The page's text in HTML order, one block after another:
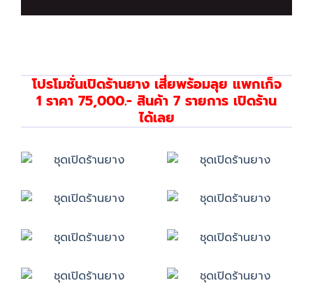
โปรโมชั่นเปิดร้านยาง เสี่ยพร้อมลุย แพกเก็จ
1 ราคา 75,000.- สินค้า 7 รายการ เปิดร้าน
ได้เลย